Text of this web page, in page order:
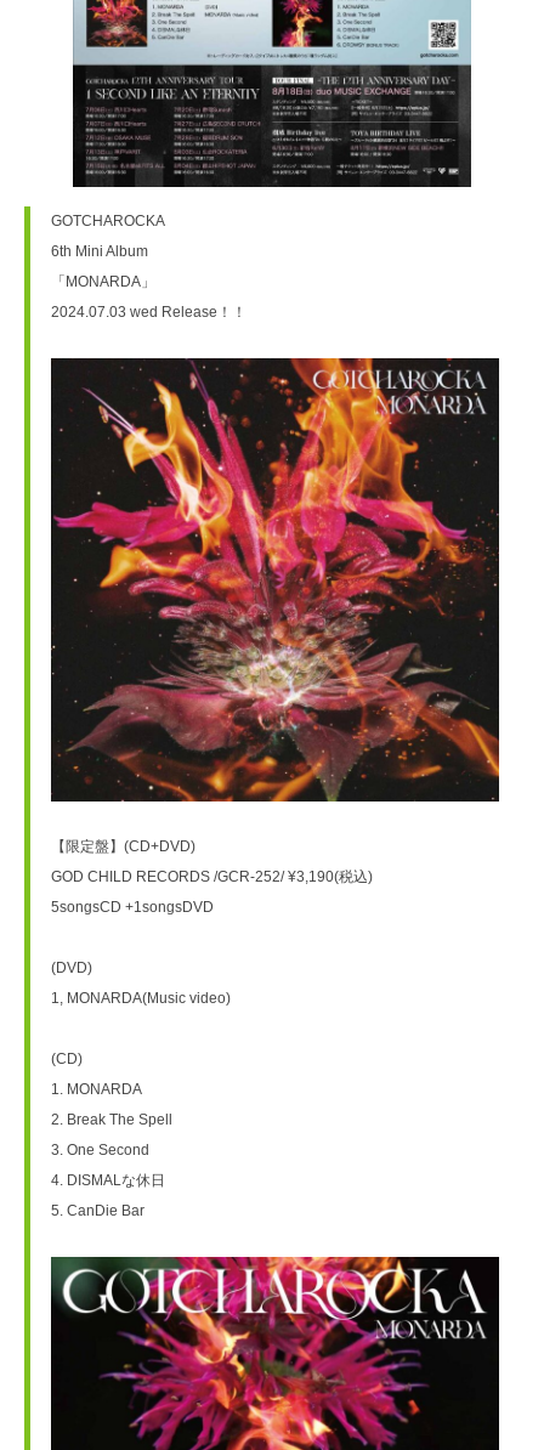
GOTCHAROCKA
6th Mini Album
「MONARDA」
2024.07.03 wed Release！！
【限定盤】(CD+DVD)
GOD CHILD RECORDS /GCR-252/ ¥3,190(税込)
5songsCD +1songsDVD
(DVD)
1, MONARDA(Music video)
(CD)
1. MONARDA
2. Break The Spell
3. One Second
4. DISMALな休日
5. CanDie Bar